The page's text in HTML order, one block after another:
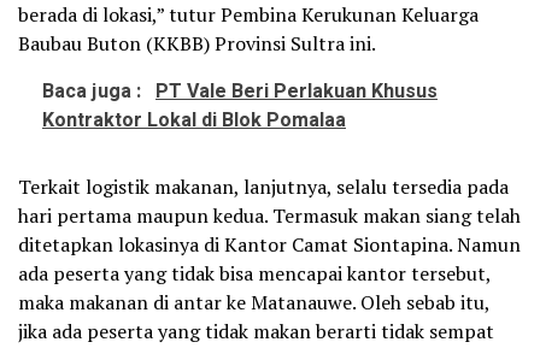
berada di lokasi,” tutur Pembina Kerukunan Keluarga
Baubau Buton (KKBB) Provinsi Sultra ini.
Baca juga : PT Vale Beri Perlakuan Khusus
Kontraktor Lokal di Blok Pomalaa
Terkait logistik makanan, lanjutnya, selalu tersedia pada
hari pertama maupun kedua. Termasuk makan siang telah
ditetapkan lokasinya di Kantor Camat Siontapina. Namun
ada peserta yang tidak bisa mencapai kantor tersebut,
maka makanan di antar ke Matanauwe. Oleh sebab itu,
jika ada peserta yang tidak makan berarti tidak sempat